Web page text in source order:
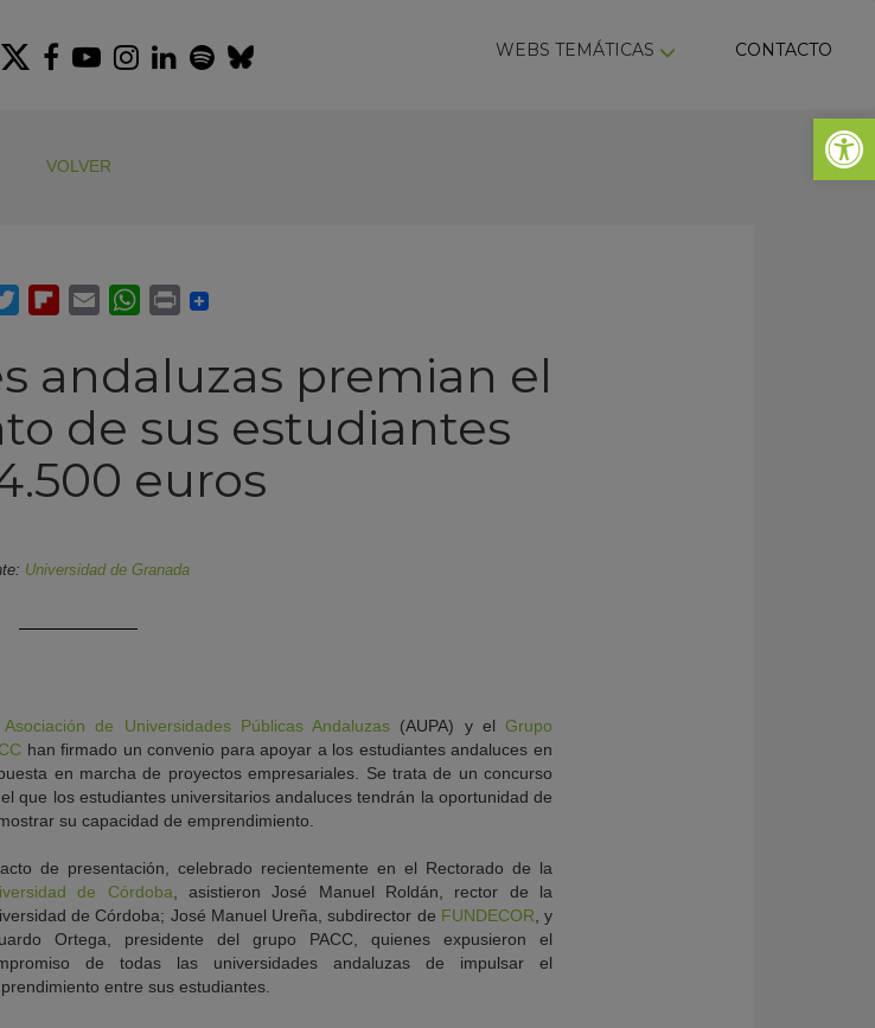
Abrir
Twitter
Facebook
Youtube
Instagram
LinkedIn
Spotify
Bluesky WEBS TEMÁTICAS CONTACTO
VOLVER
andaluzas premian el
de sus estudiantes
euros
Universidad de Granada
Asociación de Universidades Públicas Andaluzas (AUPA) y elGrupo
han firmado un convenio para apoyar a los estudiantes andaluces en
en marcha de proyectos empresariales. Se trata de un concurso
que los estudiantes universitarios andaluces tendrán la oportunidad de
su capacidad de emprendimiento.
de presentación, celebrado recientemente en el Rectorado de la
de Córdoba , asistieron José Manuel Roldán, rector de la
de Córdoba; José Manuel Ureña, subdirector de FUNDECOR , y
Ortega, presidente del grupo PACC, quienes expusieron el
de todas las universidades andaluzas de impulsar el
entre sus estudiantes.